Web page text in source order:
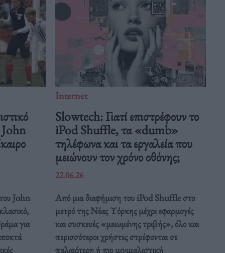
John
John
για
Internet
Slowtech: Γιατί επιστρέφουν το
iPod Shuffle, τα «dumb»
τηλέφωνα και τα εργαλεία που
μειώνουν τον χρόνο οθόνης;
22.06.26
Από μια διαφήμιση του iPod Shuffle στο
μετρό της Νέας Υόρκης μέχρι εφαρμογές
και συσκευές «μειωμένης τριβής», όλο και
περισσότεροι χρήστες στρέφονται σε
παλαιότερη ή πιο μινιμαλιστική